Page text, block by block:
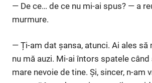
— De ce… de ce nu mi-ai spus? — a
murmure.
— Ți-am dat șansa, atunci. Ai ales să
nu mă auzi. Mi-ai întors spatele când
mare nevoie de tine. Și, sincer, n-am